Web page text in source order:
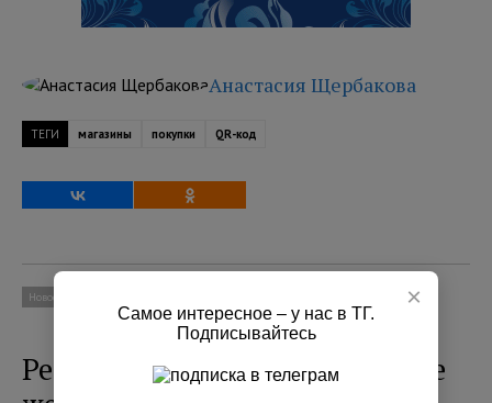
Анастасия Щербакова
ТЕГИ магазины покупки QR-код
Новости
Рецидивист попался на краже
×
Самое интересное – у нас в ТГ.
Подписывайтесь